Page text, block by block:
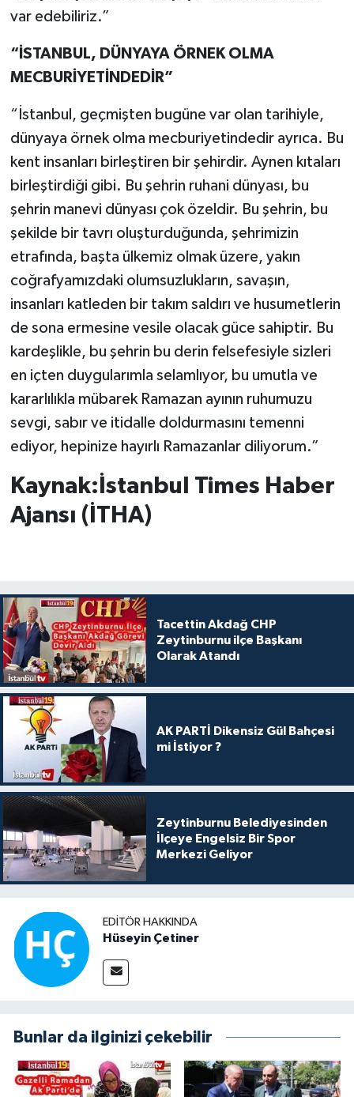
var edebiliriz.”
“İSTANBUL, DÜNYAYA ÖRNEK OLMA
MECBURİYETİNDEDİR”
“İstanbul, geçmişten bugüne var olan tarihiyle,
dünyaya örnek olma mecburiyetindedir ayrıca. Bu
kent insanları birleştiren bir şehirdir. Aynen kıtaları
birleştirdiği gibi. Bu şehrin ruhani dünyası, bu
şehrin manevi dünyası çok özeldir. Bu şehrin, bu
şekilde bir tavrı oluşturduğunda, şehrimizin
etrafında, başta ülkemiz olmak üzere, yakın
coğrafyamızdaki olumsuzlukların, savaşın,
insanları katleden bir takım saldırı ve husumetlerin
de sona ermesine vesile olacak güce sahiptir. Bu
kardeşlikle, bu şehrin bu derin felsefesiyle sizleri
en içten duygularımla selamlıyor, bu umutla ve
kararlılıkla mübarek Ramazan ayının ruhumuzu
sevgi, sabır ve itidalle doldurmasını temenni
ediyor, hepinize hayırlı Ramazanlar diliyorum.”
Kaynak:İstanbul Times Haber
Ajansı (İTHA)
Tacettin Akdağ CHP
Zeytinburnu ilçe Başkanı
Olarak Atandı
AK PARTİ Dikensiz Gül Bahçesi
mi İstiyor ?
Zeytinburnu Belediyesinden
İlçeye Engelsiz Bir Spor
Merkezi Geliyor
EDITÖR HAKKINDA
Hüseyin Çetiner
Bunlar da ilginizi çekebilir